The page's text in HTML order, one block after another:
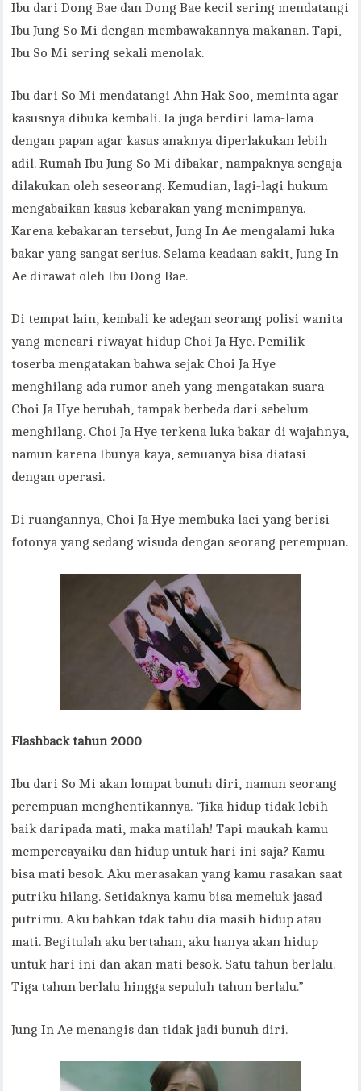
Ibu dari Dong Bae dan Dong Bae kecil sering mendatangi
Ibu Jung So Mi dengan membawakannya makanan. Tapi,
Ibu So Mi sering sekali menolak.
Ibu dari So Mi mendatangi Ahn Hak Soo, meminta agar
kasusnya dibuka kembali. Ia juga berdiri lama-lama
dengan papan agar kasus anaknya diperlakukan lebih
adil. Rumah Ibu Jung So Mi dibakar, nampaknya sengaja
dilakukan oleh seseorang. Kemudian, lagi-lagi hukum
mengabaikan kasus kebarakan yang menimpanya.
Karena kebakaran tersebut, Jung In Ae mengalami luka
bakar yang sangat serius. Selama keadaan sakit, Jung In
Ae dirawat oleh Ibu Dong Bae.
Di tempat lain, kembali ke adegan seorang polisi wanita
yang mencari riwayat hidup Choi Ja Hye. Pemilik
toserba mengatakan bahwa sejak Choi Ja Hye
menghilang ada rumor aneh yang mengatakan suara
Choi Ja Hye berubah, tampak berbeda dari sebelum
menghilang. Choi Ja Hye terkena luka bakar di wajahnya,
namun karena Ibunya kaya, semuanya bisa diatasi
dengan operasi.
Di ruangannya, Choi Ja Hye membuka laci yang berisi
fotonya yang sedang wisuda dengan seorang perempuan.
Flashback tahun 2000
Ibu dari So Mi akan lompat bunuh diri, namun seorang
perempuan menghentikannya. “Jika hidup tidak lebih
baik daripada mati, maka matilah! Tapi maukah kamu
mempercayaiku dan hidup untuk hari ini saja? Kamu
bisa mati besok. Aku merasakan yang kamu rasakan saat
putriku hilang. Setidaknya kamu bisa memeluk jasad
putrimu. Aku bahkan tdak tahu dia masih hidup atau
mati. Begitulah aku bertahan, aku hanya akan hidup
untuk hari ini dan akan mati besok. Satu tahun berlalu.
Tiga tahun berlalu hingga sepuluh tahun berlalu.”
Jung In Ae menangis dan tidak jadi bunuh diri.